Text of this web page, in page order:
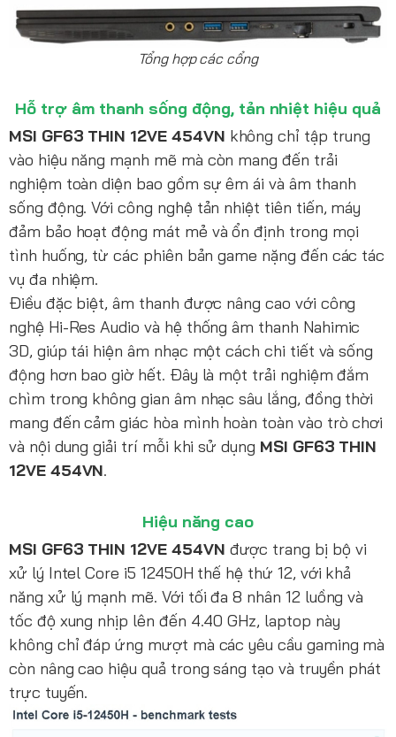
Tổng hợp các cổng
Hỗ trợ âm thanh sống động, tản nhiệt hiệu quả
MSI GF63 THIN 12VE 454VN không chỉ tập trung
vào hiệu năng mạnh mẽ mà còn mang đến trải
nghiệm toàn diện bao gồm sự êm ái và âm thanh
sống động. Với công nghệ tản nhiệt tiên tiến, máy
đảm bảo hoạt động mát mẻ và ổn định trong mọi
tình huống, từ các phiên bản game nặng đến các tác
vụ đa nhiệm.
Điều đặc biệt, âm thanh được nâng cao với công
nghệ Hi-Res Audio và hệ thống âm thanh Nahimic
3D, giúp tái hiện âm nhạc một cách chi tiết và sống
động hơn bao giờ hết. Đây là một trải nghiệm đắm
chìm trong không gian âm nhạc sâu lắng, đồng thời
mang đến cảm giác hòa mình hoàn toàn vào trò chơi
và nội dung giải trí mỗi khi sử dụng MSI GF63 THIN
12VE 454VN.
Hiệu năng cao
MSI GF63 THIN 12VE 454VN được trang bị bộ vi
xử lý Intel Core i5 12450H thế hệ thứ 12, với khả
năng xử lý mạnh mẽ. Với tối đa 8 nhân 12 luồng và
tốc độ xung nhịp lên đến 4.40 GHz, laptop này
không chỉ đáp ứng mượt mà các yêu cầu gaming mà
còn nâng cao hiệu quả trong sáng tạo và truyền phát
trực tuyến.